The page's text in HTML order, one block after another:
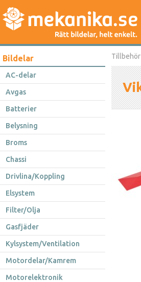
Bildelar
AC-delar
Avgas
Batterier
Belysning
Broms
Chassi
Drivlina/Koppling
Elsystem
Filter/Olja
Gasfjäder
Kylsystem/Ventilation
Motordelar/Kamrem
Motorelektronik
Tillbehör